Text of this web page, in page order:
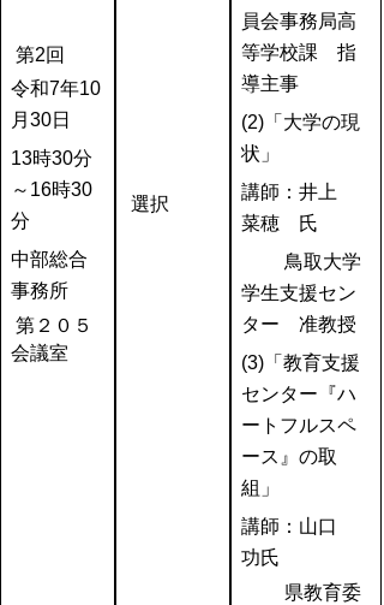
第2回
令和7年10
月30日
13時30分
～16時30
分
中部総合
事務所
第２０５
会議室
選択
員会事務局高
等学校課 指
導主事
(2)「大学の現
状」
講師：井上
菜穂 氏
鳥取大学
学生支援セン
ター 准教授
(3)「教育支援
センター『ハ
ートフルスペ
ース』の取
組」
講師：山口
功氏
県教育委